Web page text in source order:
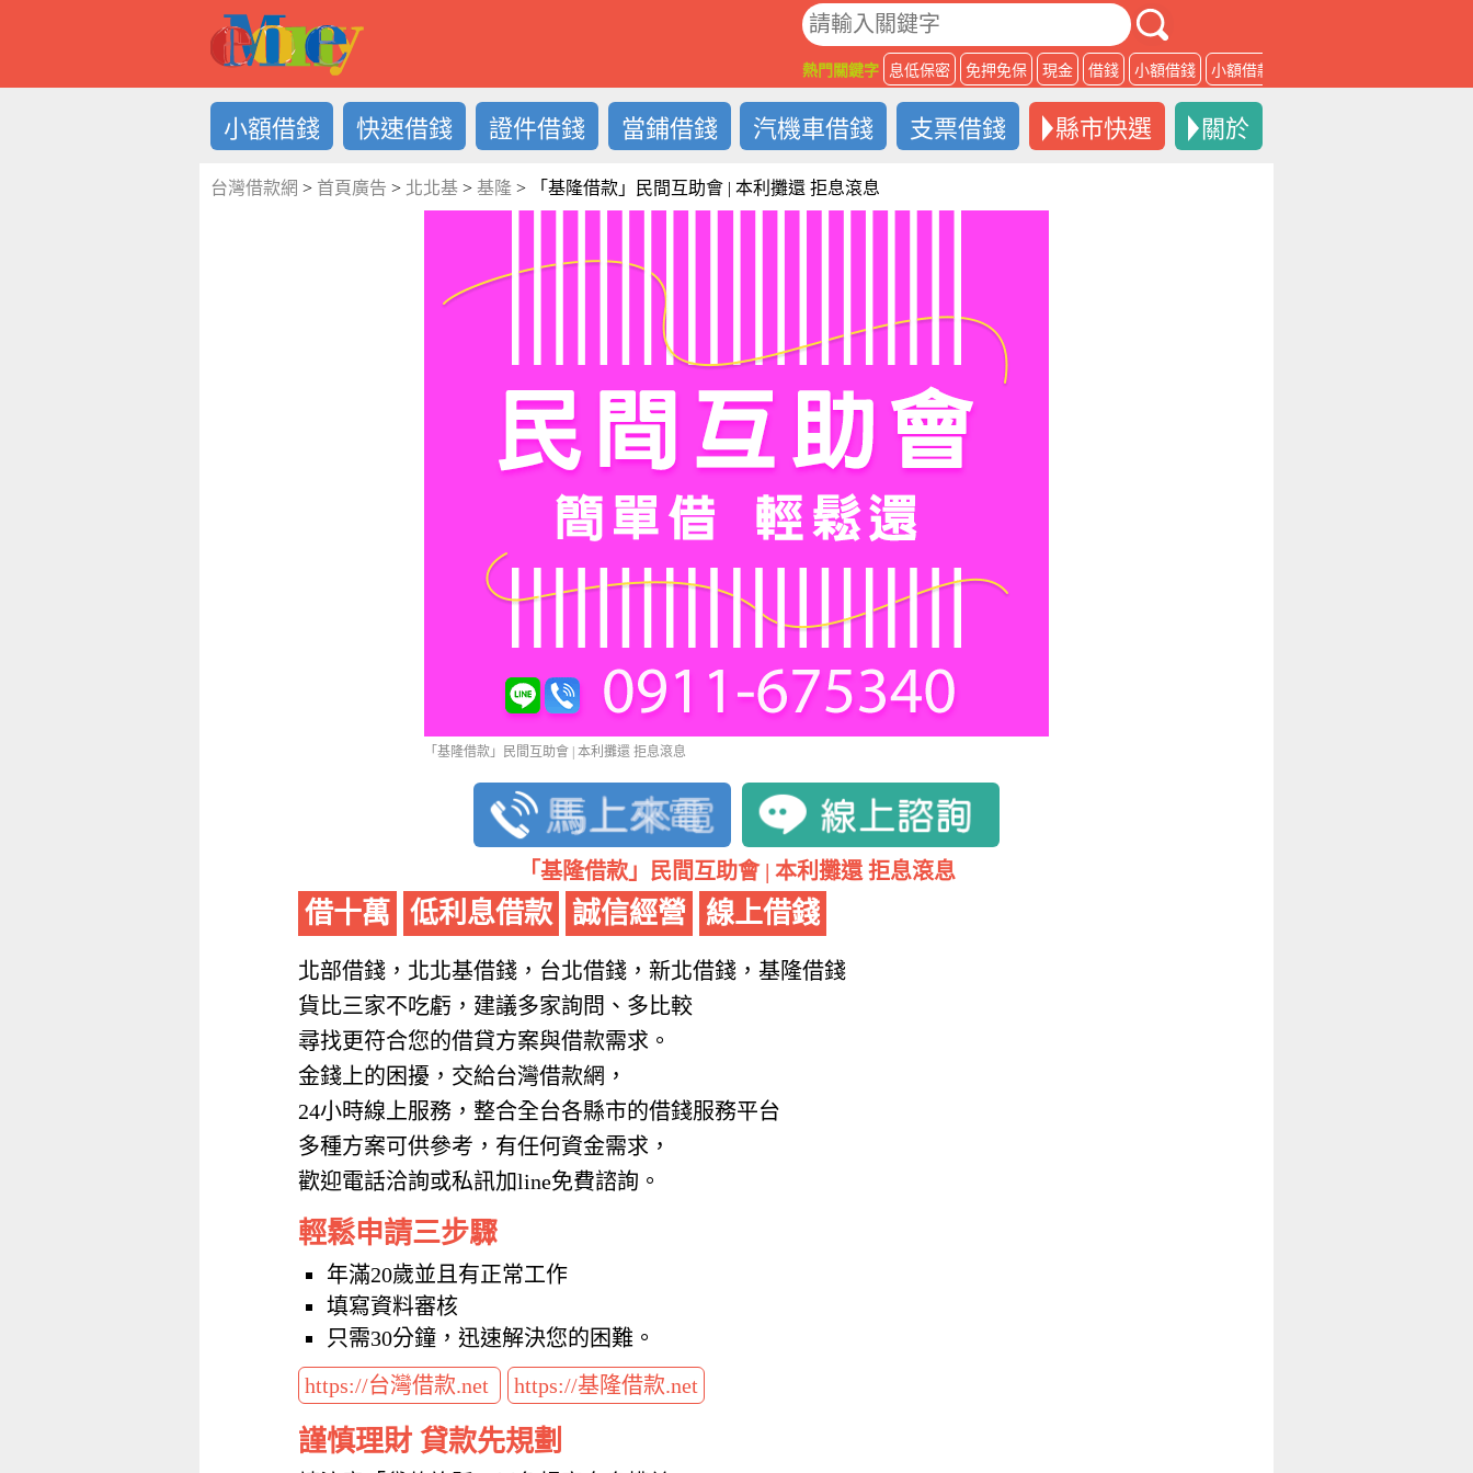
熱門關鍵字 息低保密 免押免保 現金 借錢 小額借錢 小額借款
小額借錢 快速借錢 證件借錢 當鋪借錢 汽機車借錢 支票借錢 縣市快選 關於
台灣借款網 > 首頁廣告 > 北北基 > 基隆 > 「基隆借款」民間互助會 | 本利攤還 拒息滾息
「基隆借款」民間互助會 | 本利攤還 拒息滾息
「基隆借款」民間互助會 | 本利攤還 拒息滾息
借十萬 低利息借款 誠信經營 線上借錢
北部借錢，北北基借錢，台北借錢，新北借錢，基隆借錢
貨比三家不吃虧，建議多家詢問、多比較
尋找更符合您的借貸方案與借款需求。
金錢上的困擾，交給台灣借款網，
24小時線上服務，整合全台各縣市的借錢服務平台
多種方案可供參考，有任何資金需求，
歡迎電話洽詢或私訊加line免費諮詢。
輕鬆申請三步驟
年滿20歲並且有正常工作
填寫資料審核
只需30分鐘，迅速解決您的困難。
https://台灣借款.net
https://基隆借款.net
謹慎理財 貸款先規劃